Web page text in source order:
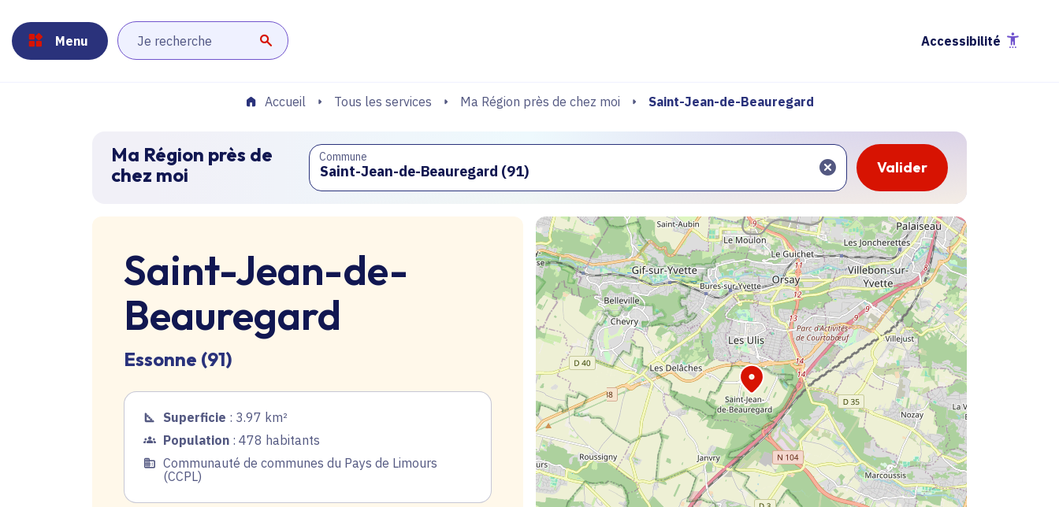
Menu
Lancer la recherche Accessibilité
Accueil Tous les services Ma Région près de chez moi Saint-Jean-de-Beauregard
Ma Région près de
chez moi
Commune
Saint-Jean-de-
Beauregard
Essonne (91)
Superficie : 3.97 km²
Population : 478 habitants
Communauté de communes du Pays de Limours
(CCPL)